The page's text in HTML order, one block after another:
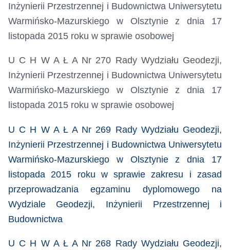
Inżynierii Przestrzennej i Budownictwa Uniwersytetu
Warmińsko-Mazurskiego w Olsztynie z dnia 17
listopada 2015 roku w sprawie osobowej
U C H W A Ł A Nr 270 Rady Wydziału Geodezji,
Inżynierii Przestrzennej i Budownictwa Uniwersytetu
Warmińsko-Mazurskiego w Olsztynie z dnia 17
listopada 2015 roku w sprawie osobowej
U C H W A Ł A Nr 269 Rady Wydziału Geodezji,
Inżynierii Przestrzennej i Budownictwa Uniwersytetu
Warmińsko-Mazurskiego w Olsztynie z dnia 17
listopada 2015 roku w sprawie zakresu i zasad
przeprowadzania egzaminu dyplomowego na
Wydziale Geodezji, Inżynierii Przestrzennej i
Budownictwa
U C H W A Ł A Nr 268 Rady Wydziału Geodezji,